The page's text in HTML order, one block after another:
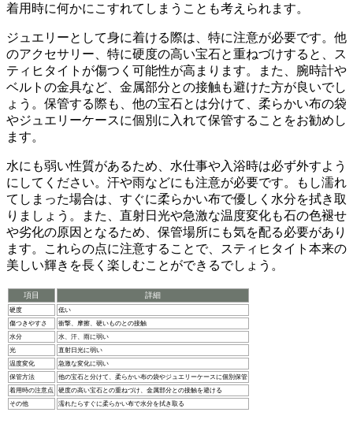
着用時に何かにこすれてしまうことも考えられます。
ジュエリーとして身に着ける際は、特に注意が必要です。他
のアクセサリー、特に硬度の高い宝石と重ねづけすると、
ス
ティヒタイトが傷つく 可能性が高まります。また、腕時計や
ベルトの金具など、金属部分との接触も避けた方が良いでし
ょう。保管する際も、 他の宝石とは分けて
柔らかい布の袋
やジュエリーケースに個別に入れて保管することをお勧めし
ます。
水にも弱い性質があるため、 水仕事や入浴時は必ず外すよう
にしてください。汗や雨などにも注意が必要です。もし濡れ
てしまった場合は、すぐに柔らかい布で優しく水分を拭き取
りましょう。また、 直射日光や急激な温度変化も石の色褪せ
や劣化の原因となるため、 保管場所にも気を配る必要があり
ます。これらの点に注意することで、スティヒタイト本来の
美しい輝きを長く楽しむことができるでしょう。
項目 詳細
硬度
低い
傷つきやすさ
衝撃、摩擦、硬いものとの接触
水分
水、汗、雨に弱い
光
直射日光に弱い
温度変化
急激な変化に弱い
保管方法
他の宝石と分けて、柔らかい布の袋やジュエリーケースに個別保管
着用時の注意点
硬度の高い宝石との重ねづけ、金属部分との接触を避ける
その他
濡れたらすぐに柔らかい布で水分を拭き取る